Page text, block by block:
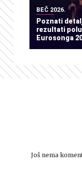
BEČ 2026.
Poznati
rezultati
Eurosonga
Još nema